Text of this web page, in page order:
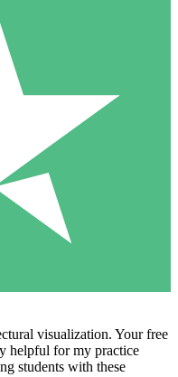
visualization. Your free
helpful for my practice
students with these